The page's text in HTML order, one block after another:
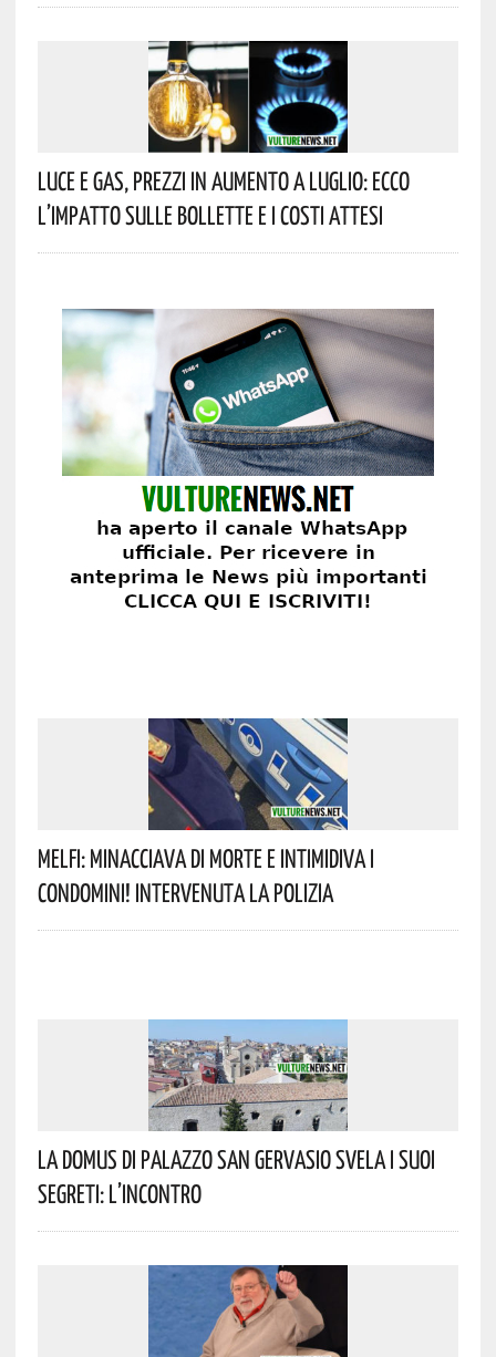
Luce E Gas, Prezzi In Aumento A Luglio: Ecco
L’impatto Sulle Bollette E I Costi Attesi
Melfi: Minacciava Di Morte E Intimidiva I
Condomini! Intervenuta La Polizia
La Domus Di Palazzo San Gervasio Svela I Suoi
Segreti: L’incontro